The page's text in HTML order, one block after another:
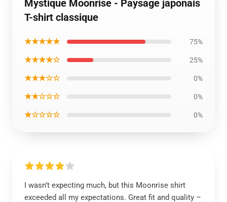
Mystique Moonrise - Paysage japonais
T-shirt classique
★★★★★ 75%
★★★★☆ 25%
★★★☆☆ 0%
★★☆☆☆ 0%
★☆☆☆☆ 0%
I wasn’t expecting much, but this Moonrise shirt
exceeded all my expectations. Great fit and quality –